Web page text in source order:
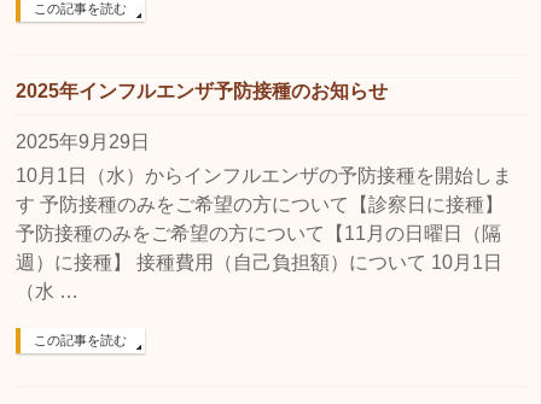
この記事を読む
2025年インフルエンザ予防接種のお知らせ
2025年9月29日
10月1日（水）からインフルエンザの予防接種を開始しま
す 予防接種のみをご希望の方について【診察日に接種】
予防接種のみをご希望の方について【11月の日曜日（隔
週）に接種】 接種費用（自己負担額）について 10月1日
（水 …
この記事を読む